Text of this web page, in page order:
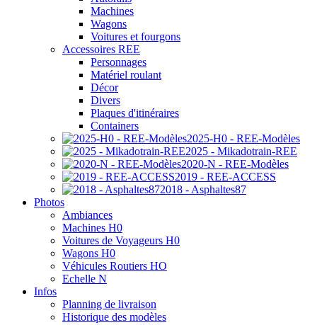
Machines
Wagons
Voitures et fourgons
Accessoires REE
Personnages
Matériel roulant
Décor
Divers
Plaques d'itinéraires
Containers
2025-H0 - REE-Modèles
2025 - Mikadotrain-REE
2020-N - REE-Modèles
2019 - REE-ACCESS
2018 - Asphaltes87
Photos
Ambiances
Machines H0
Voitures de Voyageurs H0
Wagons H0
Véhicules Routiers HO
Echelle N
Infos
Planning de livraison
Historique des modèles